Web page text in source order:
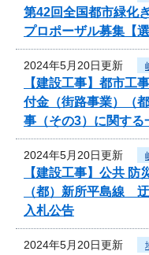
第42回全国都市緑化
プロポーザル募集【選
2024年5月20日更新
【建設工事】都市工
付金（街路事業）（
事（その3）に関する
2024年5月20日更新
【建設工事】公共 防
（都）新所平島線
入札公告
2024年5月20日更新